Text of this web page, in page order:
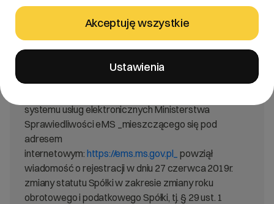
członkowskim w zw. z art. 56 ust. 1 pkt 2 Ustawy o
ofercie – informacje bieżące i okresowe.
systemu usług elektronicznych Ministerstwa
Sprawiedliwości eMS _mieszczącego się pod
adresem
internetowym: https://ems.ms.gov.pl_ powziął
wiadomość o rejestracji w dniu 27 czerwca 2019r.
zmiany statutu Spółki w zakresie zmiany roku
obrotowego i podatkowego Spółki, tj. § 29 ust. 1
Akceptuję wszystkie
Ustawienia